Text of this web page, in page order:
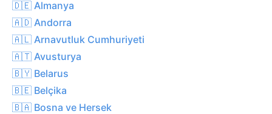
🇩🇪 Almanya
🇦🇩 Andorra
🇦🇱 Arnavutluk Cumhuriyeti
🇦🇹 Avusturya
🇧🇾 Belarus
🇧🇪 Belçika
🇧🇦 Bosna ve Hersek